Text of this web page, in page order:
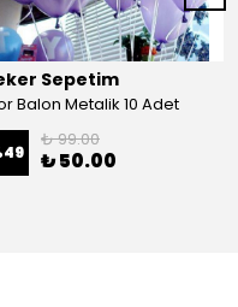
Sepetim
Balon Metalik 10 Adet
49
₺ 99.00
₺ 50.00